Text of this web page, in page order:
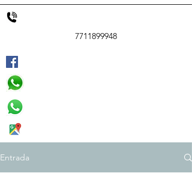
7711899948
Entrada